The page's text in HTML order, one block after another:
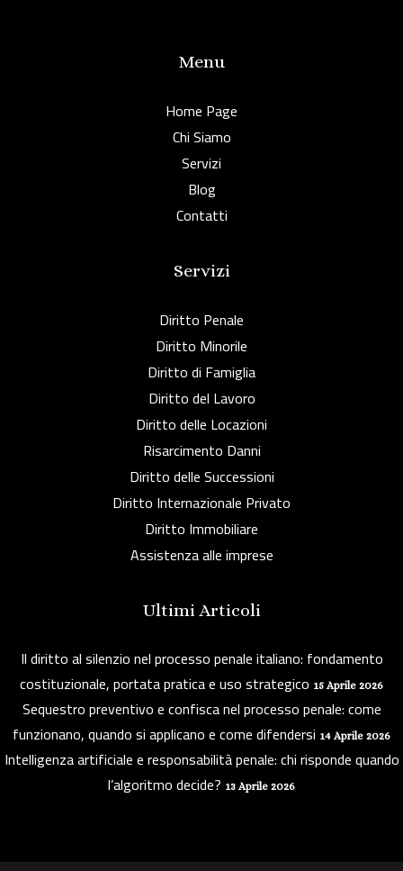
Menu
Home Page
Chi Siamo
Servizi
Blog
Contatti
Servizi
Diritto Penale
Diritto Minorile
Diritto di Famiglia
Diritto del Lavoro
Diritto delle Locazioni
Risarcimento Danni
Diritto delle Successioni
Diritto Internazionale Privato
Diritto Immobiliare
Assistenza alle imprese
Ultimi Articoli
Il diritto al silenzio nel processo penale italiano: fondamento
costituzionale, portata pratica e uso strategico 15 Aprile 2026
Sequestro preventivo e confisca nel processo penale: come
funzionano, quando si applicano e come difendersi 14 Aprile 2026
Intelligenza artificiale e responsabilità penale: chi risponde quando
l’algoritmo decide? 13 Aprile 2026